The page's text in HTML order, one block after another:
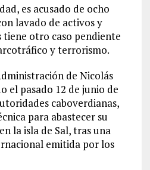
es acusado de ocho
lavado de activos y
tiene otro caso pendiente
y terrorismo.
de Nicolás
el pasado 12 de junio de
caboverdianas,
para abastecer su
la isla de Sal, tras una
emitida por los